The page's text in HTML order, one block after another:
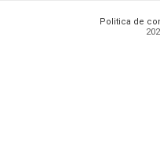
Politica de